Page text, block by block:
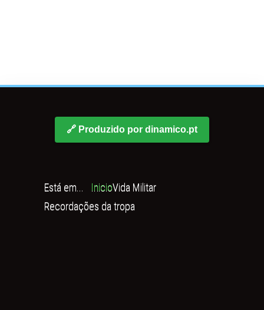
🔗 Produzido por dinamico.pt
Está em... InicioVida Militar
Recordações da tropa